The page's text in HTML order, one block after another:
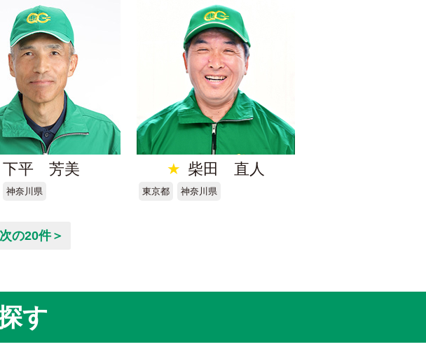
下平 芳美
神奈川県
★ 柴田 直人
東京都 神奈川県
次の20件＞
す